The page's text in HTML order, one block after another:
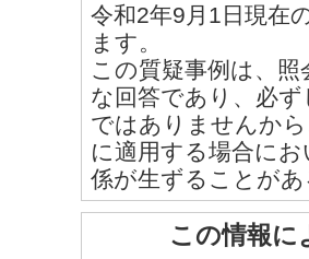
令和2年9月1日現在
ます。
この質疑事例は、
な回答であり、必
ではありませんか
に適用する場合に
係が生ずることが
この情報に